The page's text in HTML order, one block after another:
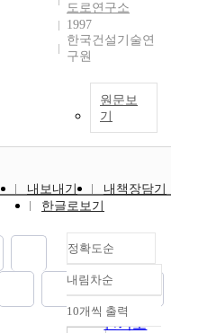
도로연구소
1997
한국건설기술연
구원
원문보
기
내보내기
내책장담기
한글로보기
정확도순
정확도
순
인기도
내림차순
내림차순
10개씩 출력